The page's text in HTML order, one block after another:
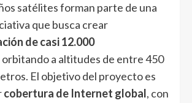
satélites forman parte de una
que busca crear
de casi 12.000
orbitando a altitudes de entre 450
El objetivo del proyecto es
cobertura de Internet global, con